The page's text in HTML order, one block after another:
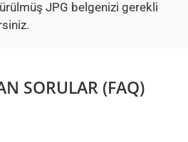
JPG belgenizi gerekli
SORULAR (FAQ)